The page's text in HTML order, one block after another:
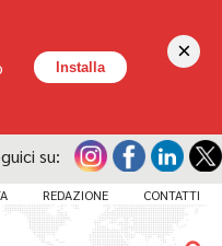
su:
REDAZIONE CONTATTI
Installa
×